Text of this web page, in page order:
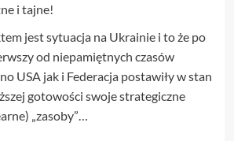
i tajne!
jest sytuacja na Ukrainie i to że po
od niepamiętnych czasów
USA jak i Federacja postawiły w stan
gotowości swoje strategiczne
„zasoby”…